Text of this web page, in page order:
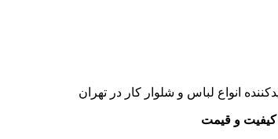
کیفیت و قیمت